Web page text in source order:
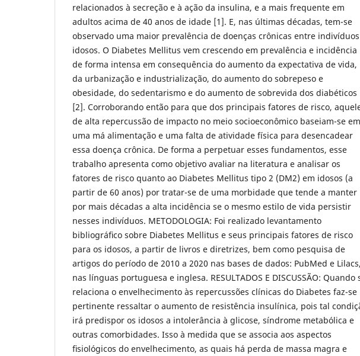
relacionados à secreção e à ação da insulina, e a mais frequente em
adultos acima de 40 anos de idade [1]. E, nas últimas décadas, tem-se
observado uma maior prevalência de doenças crônicas entre indivíduos
idosos. O Diabetes Mellitus vem crescendo em prevalência e incidência
de forma intensa em consequência do aumento da expectativa de vida,
da urbanização e industrialização, do aumento do sobrepeso e
obesidade, do sedentarismo e do aumento de sobrevida dos diabéticos
[2]. Corroborando então para que dos principais fatores de risco,
de alta repercussão de impacto no meio socioeconômico baseiam-se em
uma má alimentação e uma falta de atividade física para desencadear
essa doença crônica. De forma a perpetuar esses fundamentos, esse
trabalho apresenta como objetivo avaliar na literatura e analisar os
fatores de risco quanto ao Diabetes Mellitus tipo 2 (DM2) em idosos (a
partir de 60 anos) por tratar-se de uma morbidade que tende a manter
por mais décadas a alta incidência se o mesmo estilo de vida persistir
nesses indivíduos. METODOLOGIA: Foi realizado levantamento
bibliográﬁco sobre Diabetes Mellitus e seus principais fatores de risco
para os idosos, a partir de livros e diretrizes, bem como pesquisa de
artigos do período de 2010 a 2020 nas bases de dados: PubMed e Lilacs,
nas línguas portuguesa e inglesa. RESULTADOS E DISCUSSÃO: Quando
relaciona o envelhecimento às repercussões clínicas do Diabetes faz-se
pertinente ressaltar o aumento de resistência insulínica, pois tal
irá predispor os idosos a intolerância à glicose, síndrome metabólica e
outras comorbidades. Isso à medida que se associa aos aspectos
ﬁsiológicos do envelhecimento, as quais há perda de massa magra e